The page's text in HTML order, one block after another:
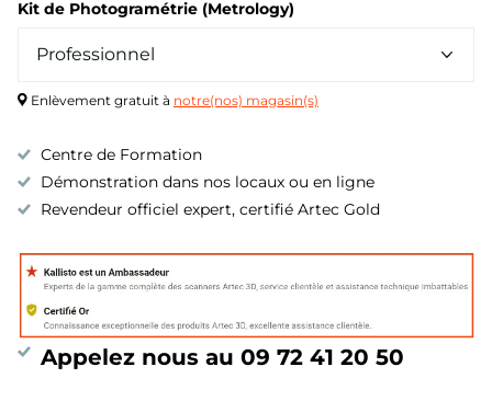
Kit de Photogramétrie (Metrology)
Enlèvement gratuit à notre(nos) magasin(s)
Centre de Formation
Démonstration dans nos locaux ou en ligne
Revendeur officiel expert, certifié Artec Gold
Appelez nous au 09 72 41 20 50